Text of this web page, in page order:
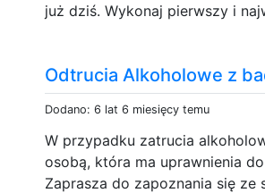
już dziś. Wykonaj pierwszy i
Odtrucia Alkoholowe z
Dodano: 6 lat 6 miesięcy temu
W przypadku zatrucia
osobą, która ma uprawnienia
Zaprasza do zapoznania się ze